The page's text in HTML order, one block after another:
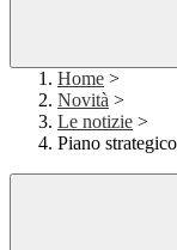
Home >
Novità >
Le notizie >
Piano